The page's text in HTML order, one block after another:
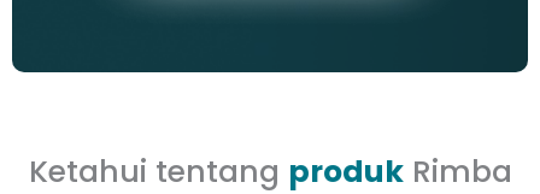
Ketahui tentang produkRimba